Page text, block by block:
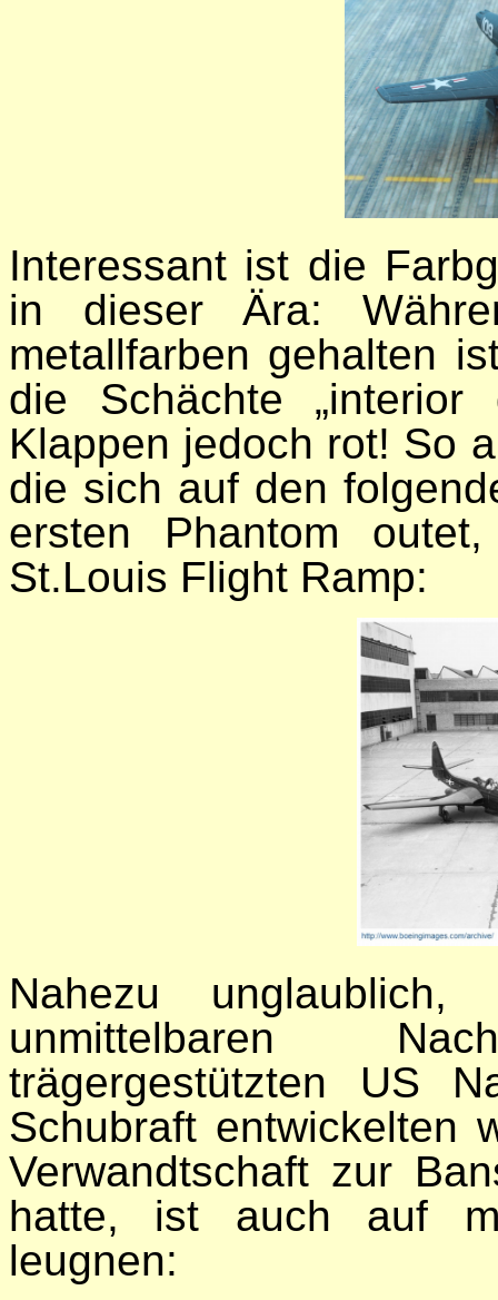
Interessant ist die
in dieser Ära:
metallfarben gehalten
die Schächte
Klappen jedoch rot! So
die sich auf den
ersten Phantom
St.Louis Flight Ramp:
Nahezu
unmittelbaren
trägergestützten US
Schubraft entwickelten
Verwandtschaft zur
hatte, ist auch auf
leugnen: